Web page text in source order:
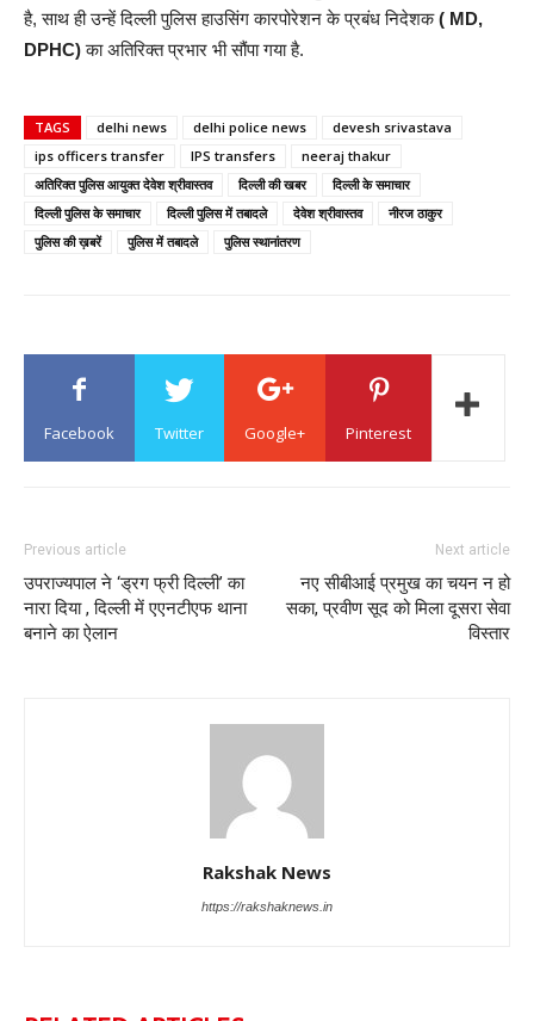
है, साथ ही उन्हें दिल्ली पुलिस हाउसिंग कारपोरेशन के प्रबंध निदेशक( MD,
DPHC)का अतिरिक्त प्रभार भी सौंपा गया है.
TAGS delhi news delhi police news
devesh srivastava
ips officers transfer
IPS transfers
neeraj thakur
अतिरिक्त पुलिस आयुक्त देवेश श्रीवास्तव
दिल्ली की खबर
दिल्ली के समाचार
दिल्ली पुलिस के समाचार
दिल्ली पुलिस में तबादले देवेश श्रीवास्तव
नीरज ठाकुर
पुलिस की ख़बरें
पुलिस में तबादले पुलिस स्थानांतरण
Facebook Twitter Google+ Pinterest
Previous article
उपराज्यपाल ने ‘ड्रग फ्री दिल्ली’ का
नारा दिया , दिल्ली में एएनटीएफ थाना
बनाने का ऐलान
Next article
नए सीबीआई प्रमुख का चयन न हो
सका, प्रवीण सूद को मिला दूसरा सेवा
विस्तार
Rakshak News
https://rakshaknews.in